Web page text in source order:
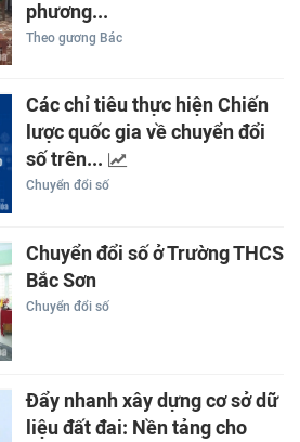
phương...
Theo gương Bác
Các chỉ tiêu thực hiện Chiến
lược quốc gia về chuyển đổi
số trên...
Chuyển đổi số
Chuyển đổi số ở Trường THCS
Bắc Sơn
Chuyển đổi số
Đẩy nhanh xây dựng cơ sở dữ
liệu đất đai: Nền tảng cho